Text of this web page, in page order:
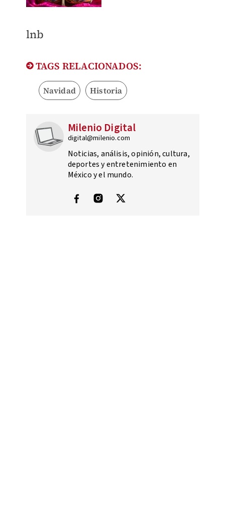
​lnb
TAGS RELACIONADOS:
Navidad Historia
Milenio Digital
digital@milenio.com
Noticias, análisis, opinión, cultura,
deportes y entretenimiento en
México y el mundo.